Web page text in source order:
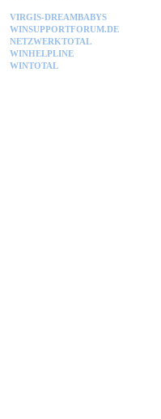
VIRGIS-DREAMBABYS
WINSUPPORTFORUM.DE
NETZWERKTOTAL
WINHELPLINE
WINTOTAL